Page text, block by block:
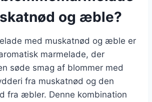
og æble?
med muskatnød og æble er
marmelade, der
søde smag af blommer med
fra muskatnød og den
fra æbler. Denne kombination